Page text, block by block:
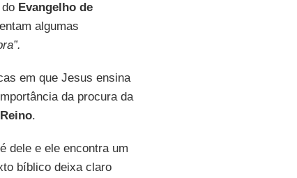
Evangelho de
algumas
em que Jesus ensina
da procura da
.
dele e ele encontra um
bíblico deixa claro